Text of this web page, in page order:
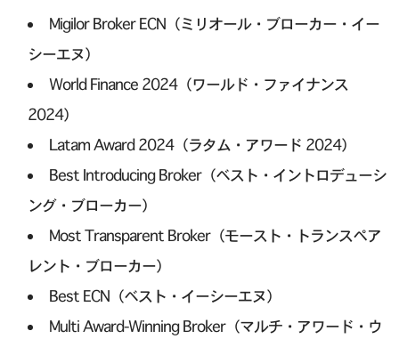
Migilor Broker ECN（ミリオール・ブローカー・イー
シーエヌ）
World Finance 2024（ワールド・ファイナンス
2024）
Latam Award 2024（ラタム・アワード 2024）
Best Introducing Broker（ベスト・イントロデューシ
ング・ブローカー）
Most Transparent Broker（モースト・トランスペア
レント・ブローカー）
Best ECN（ベスト・イーシーエヌ）
Multi Award-Winning Broker（マルチ・アワード・ウ